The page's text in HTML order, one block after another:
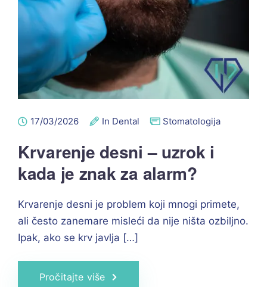
17/03/2026 In Dental Stomatologija
Krvarenje desni – uzrok i
kada je znak za alarm?
Krvarenje desni je problem koji mnogi primete,
ali često zanemare misleći da nije ništa ozbiljno.
Ipak, ako se krv javlja […]
Pročitajte više